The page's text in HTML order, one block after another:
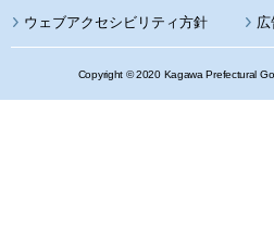
ウェブアクセシビリティ方針 広
Copyright © 2020 Kagawa Prefectural